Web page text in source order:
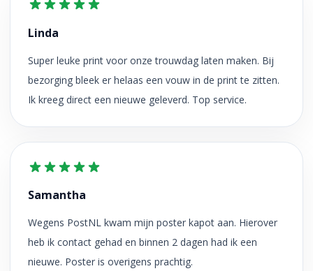
Linda
Super leuke print voor onze trouwdag laten maken. Bij
bezorging bleek er helaas een vouw in de print te zitten.
Ik kreeg direct een nieuwe geleverd. Top service.
Samantha
Wegens PostNL kwam mijn poster kapot aan. Hierover
heb ik contact gehad en binnen 2 dagen had ik een
nieuwe. Poster is overigens prachtig.